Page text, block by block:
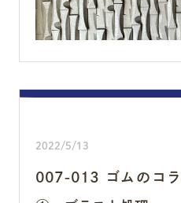
2022/5/13
007-013 ゴムのコ